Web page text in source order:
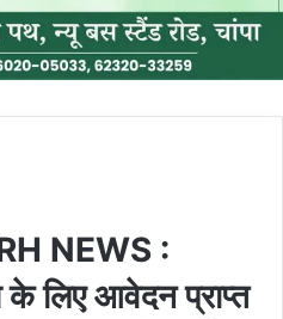
NEWS :
के लिए आवेदन प्राप्त